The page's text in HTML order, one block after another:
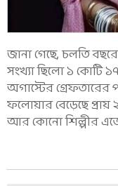
জানা গেছে, চলতি
সংখ্যা ছিলো ১ কোটি
অগাস্টের
ফলোয়ার বেড়েছে প্রায়
আর কোনো শিল্পীর